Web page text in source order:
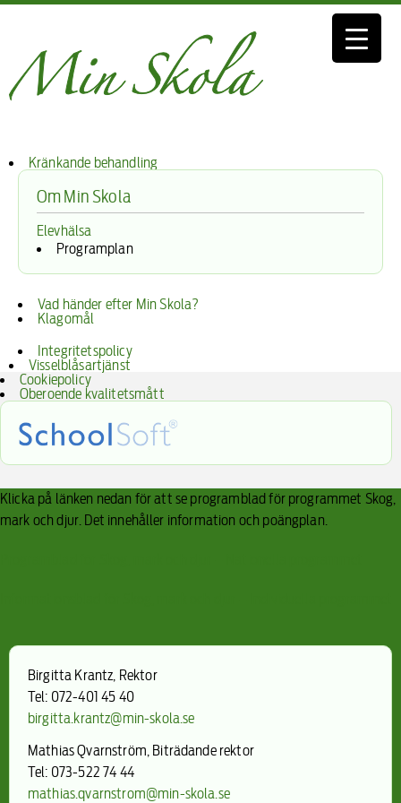
Om Min Skola
Elevhälsa
Programplan
Vad händer efter Min Skola?
Klagomål
Integritetspolicy
Kränkande behandling
Visselblåsartjänst
Cookiepolicy
Oberoende kvalitetsmått
Klicka på länken nedan för att se programblad för programmet Skog,
mark och djur. Det innehåller information och poängplan.
Birgitta Krantz, Rektor
Tel: 072-401 45 40
birgitta.krantz@min-skola.se
Mathias Qvarnström, Biträdande rektor
Tel: 073-522 74 44
mathias.qvarnstrom@min-skola.se